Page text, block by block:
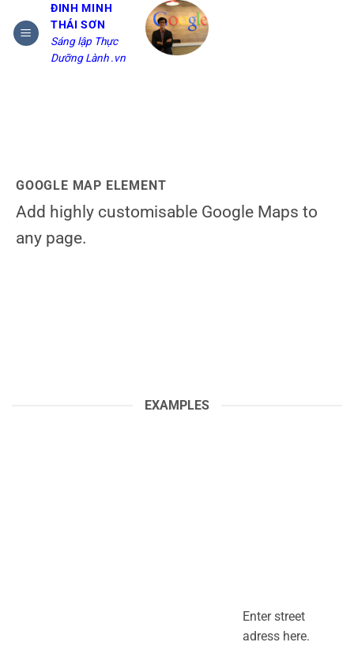
qua
ĐINH MINH
THÁI SƠN
Sáng lập Thực
Dưỡng Lành .vn
GOOGLE MAP ELEMENT
Add highly customisable Google Maps to
any page.
EXAMPLES
Enter street
adress here.